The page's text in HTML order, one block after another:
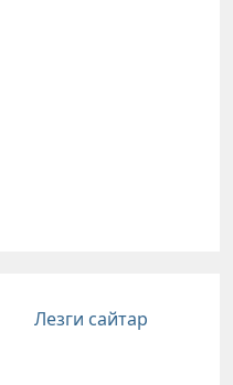
Лезги сайтар